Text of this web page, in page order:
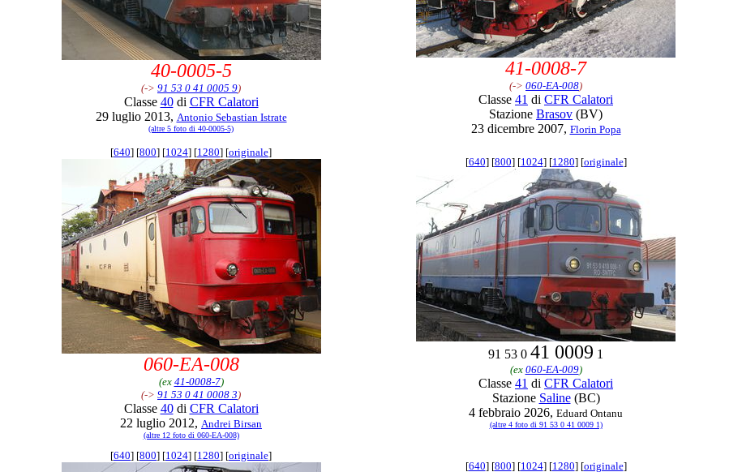
40-0005-5
(-> 91 53 0 41 0005 9)
Classe 40di CFR Calatori
29 luglio 2013, Antonio Sebastian Istrate
(altre 5 foto di 40-0005-5)
41-0008-7
(-> 060-EA-008)
Classe 41 di CFR Calatori
Stazione Brasov (BV)
23 dicembre 2007, Florin Popa
[640] [800] [1024] [1280] [originale]
060-EA-008
(ex 41-0008-7)
(-> 91 53 0 41 0008 3)
Classe 40di CFR Calatori
22 luglio 2012, Andrei Birsan
(altre 12 foto di 060-EA-008)
[640] [800] [1024] [1280] [originale]
91 53 0 41 0009 1
(ex 060-EA-009)
Classe 41 di CFR Calatori
Stazione Saline(BC)
4 febbraio 2026, Eduard Ontanu
(altre 4 foto di 91 53 0 41 0009 1)
[640] [800] [1024] [1280] [originale]
[640] [800] [1024] [1280] [originale]